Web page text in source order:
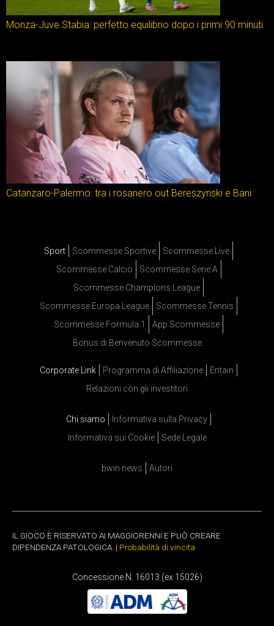
Monza-Juve Stabia: perfetto equilibrio dopo i primi 90 minuti
Catanzaro-Palermo: tra i rosanero out Bereszynski e Bani
Sport Scommesse Sportive
Scommesse Live
Scommesse Calcio
Scommesse Serie A
Scommesse Champions League
Scommesse Europa League
Scommesse Tennis
Scommesse Formula 1
App Scommesse
Bonus di Benvenuto Scommesse
Corporate Link Programma di Affiliazione
Entain
Relazioni con gli investitori
Chi siamo
Informativa sulla Privacy
Informativa sui Cookie
Sede Legale
bwin news Autori
IL GIOCO È RISERVATO AI MAGGIORENNI E PUÒ CREARE
DIPENDENZA PATOLOGICA. | Probabilità di vincita
Concessione N. 16013 (ex 15026)